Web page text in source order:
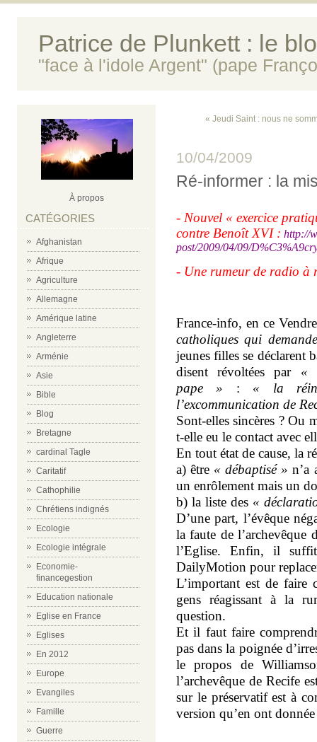
Patrice de Plunkett : le
"face à l'idole Argent" (pape
À propos
CATÉGORIES
Afghanistan
Afrique
Agriculture
Allemagne
Amérique latine
Angleterre
Arménie
Asie
Bible
Blog
Bretagne
cardinal Tagle
Caritatif
Cathophilie
Chrétiens indignés
Ecologie
Ecologie intégrale
Economie-
financegestion
Education nationale
Eglise en France
Eglises
En 2012
Europe
Evangiles
Famille
Guerre
« Jeudi Saint : nous ne
10/04/2009
Ré-informer : la
- Nouvel « exercice
contre Benoît XVI : http://
post/2009/04/09/
- Une rumeur de radio à
France-info, en ce
catholiques qui
jeunes filles se déclarent
disent révoltées par «
pape » : « la
l’excommunication de
Sont-elles sincères ? Ou
t-elle eu le contact avec
En tout état de cause, la
a) être « débaptisé » n’a
un enrôlement mais un
b) la liste des «
D’une part, l’évêque
la faute de l’archevêque
l’Eglise. Enfin, il
DailyMotion pour
L’important est de faire
gens réagissant à la
question.
Et il faut faire
pas dans la poignée
le propos de
l’archevêque de Recife
sur le préservatif est à
version qu’en ont